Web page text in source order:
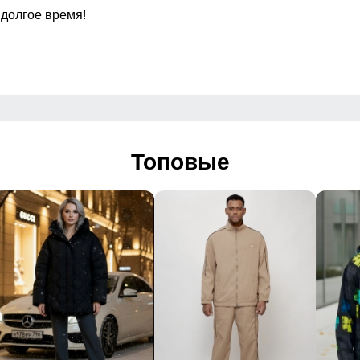
прошитые
и регулируемым ремнем
спортивный, туристический
фирменный логотип
2026
путешествия, активный отдых, природа, повседневная
время!
Топовые